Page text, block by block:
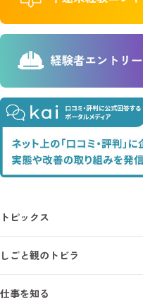
トピックス
ニュース
しごと観のトビラ
仕事を知る